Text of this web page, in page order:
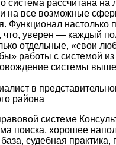
система рассчитана на
и на все возможные
Функционал настолько
что, уверен — каждый
отдельные, «свои
работы с системой
системы выше
в
района
системе
поиска, хорошее
судебная практика,